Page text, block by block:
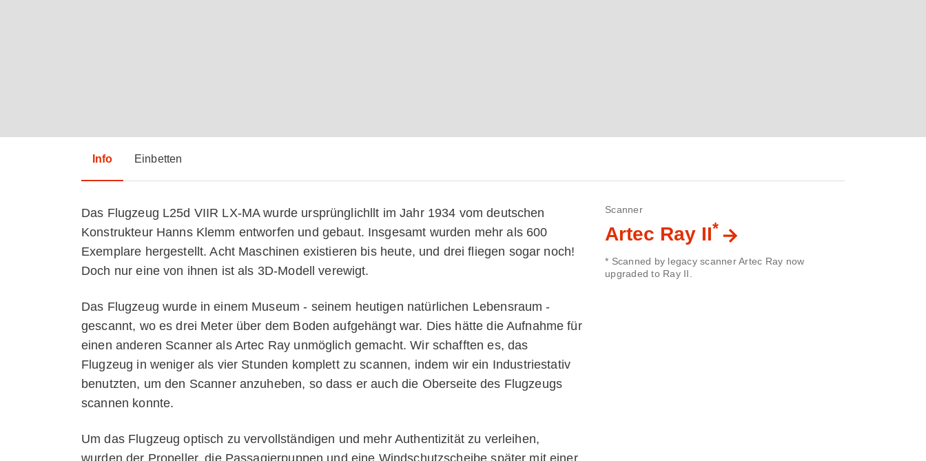
Info Einbetten
Scanner
Artec Ray II*
* Scanned by legacy scanner Artec Ray now
upgraded to Ray II.
Das Flugzeug L25d VIIR LX-MA wurde ursprünglichllt im Jahr 1934 vom deutschen
Konstrukteur Hanns Klemm entworfen und gebaut. Insgesamt wurden mehr als 600
Exemplare hergestellt. Acht Maschinen existieren bis heute, und drei fliegen sogar noch!
Doch nur eine von ihnen ist als 3D-Modell verewigt.
Das Flugzeug wurde in einem Museum - seinem heutigen natürlichen Lebensraum -
gescannt, wo es drei Meter über dem Boden aufgehängt war. Dies hätte die Aufnahme für
einen anderen Scanner als Artec Ray unmöglich gemacht. Wir schafften es, das
Flugzeug in weniger als vier Stunden komplett zu scannen, indem wir ein Industriestativ
benutzten, um den Scanner anzuheben, so dass er auch die Oberseite des Flugzeugs
scannen konnte.
Um das Flugzeug optisch zu vervollständigen und mehr Authentizität zu verleihen,
wurden der Propeller, die Passagierpuppen und eine Windschutzscheibe später mit einer